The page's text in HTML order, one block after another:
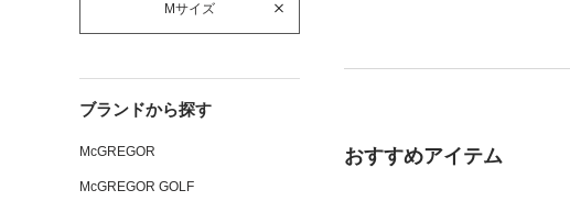
Mサイズ
ブランドから探す
McGREGOR
McGREGOR GOLF
おすすめアイテム